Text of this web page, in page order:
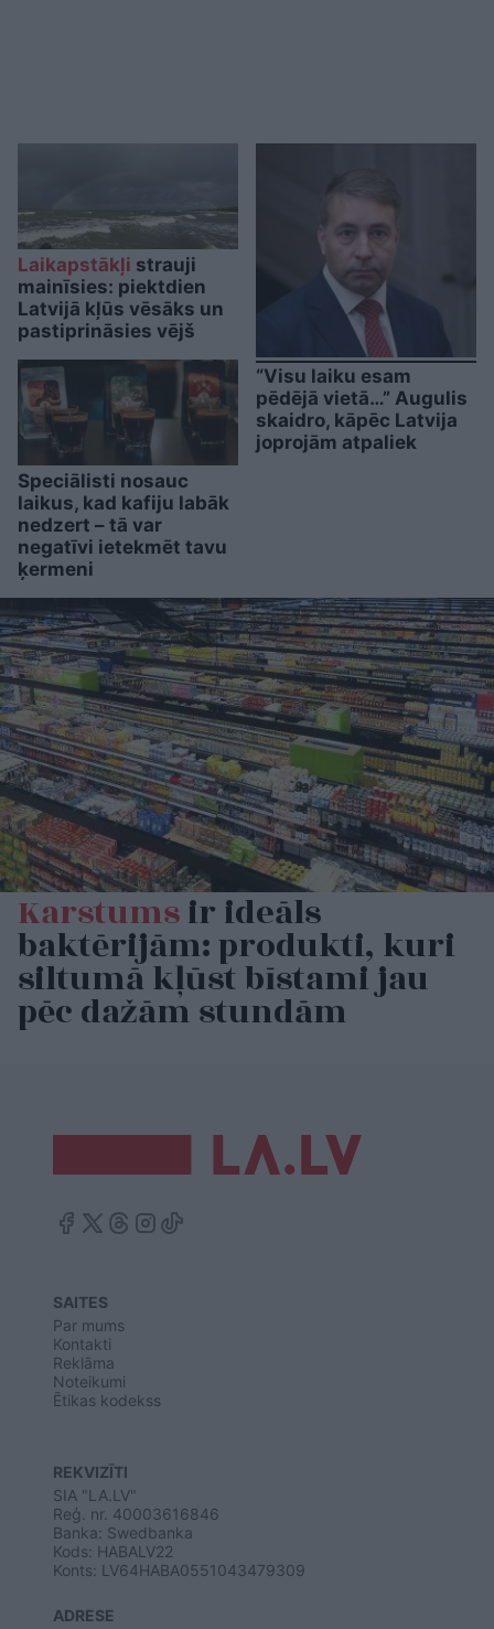
Laikapstākļi strauji
mainīsies: piektdien
Latvijā kļūs vēsāks un
pastiprināsies vējš
Speciālisti nosauc
laikus, kad kafiju labāk
nedzert – tā var
negatīvi ietekmēt tavu
ķermeni
“Visu laiku esam
pēdējā vietā…” Augulis
skaidro, kāpēc Latvija
joprojām atpaliek
Karstumsir ideāls
baktērijām: produkti, kuri
siltumā kļūst bīstami jau
pēc dažām stundām
SAITES
Par mums
Kontakti
Reklāma
Noteikumi
Ētikas kodekss
REKVIZĪTI
SIA "LA.LV"
Reģ. nr. 40003616846
Banka: Swedbanka
Kods: HABALV22
Konts: LV64HABA0551043479309
ADRESE